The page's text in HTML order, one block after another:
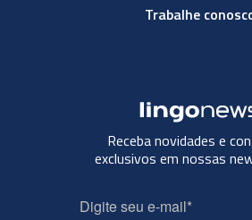
Trabalhe
Receba novidades e
exclusivos em nossas